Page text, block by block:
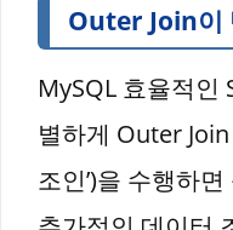
Outer Join이
MySQL 효율적인
별하게 Outer Join
조인’)을 수행하